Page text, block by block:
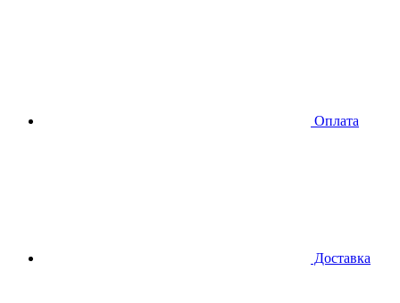
Оплата
Доставка